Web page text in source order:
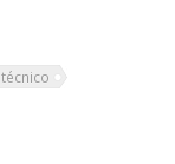
técnico